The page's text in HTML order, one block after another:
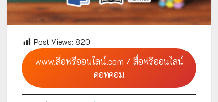
Post Views: 820
www.สื่อฟรีออนไลน์.com / สื่อฟรีออนไลน์
ดอทคอม